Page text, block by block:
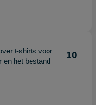
t-shirts voor
en het bestand
10